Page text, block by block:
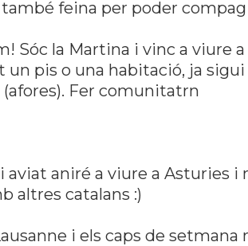
feina per poder
Sóc la Martina i vinc a viure a
un pis o una habitació, ja
Fer comunitatrn​
aviat aniré a viure a Asturies i
altres catalans :)
i els caps de setmana